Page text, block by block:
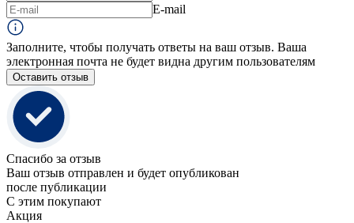
E-mail
Заполните, чтобы получать ответы на ваш отзыв. Ваша
электронная почта не будет видна другим пользователям
Оставить отзыв
Спасибо за отзыв
Ваш отзыв отправлен и будет опубликован
после публикации
С этим покупают
Акция